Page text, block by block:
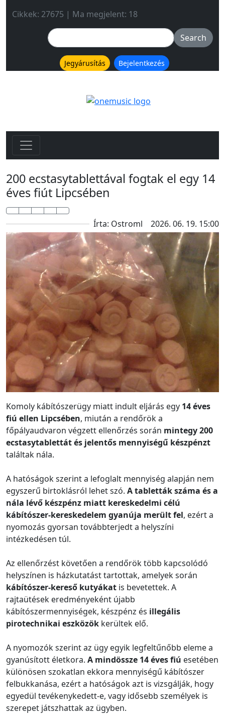
Cikkek: 27675 | Ma megjelent: 18
Jegyárusítás Bejelentkezés
200 ecstasytablettával fogtak el egy 14
éves fiút Lipcsében
Írta: Ostroml 2026. 06. 19. 15:00
Komoly kábítószerügy miatt indult eljárás egy 14 éves
fiú ellen Lipcsében, miután a rendőrök a
főpályaudvaron végzett ellenőrzés során mintegy 200
ecstasytablettát és jelentős mennyiségű készpénzt
találtak nála.
A hatóságok szerint a lefoglalt mennyiség alapján nem
egyszerű birtoklásról lehet szó. A tabletták száma és a
nála lévő készpénz miatt kereskedelmi célú
kábítószer-kereskedelem gyanúja merült fel, ezért a
nyomozás gyorsan továbbterjedt a helyszíni
intézkedésen túl.
Az ellenőrzést követően a rendőrök több kapcsolódó
helyszínen is házkutatást tartottak, amelyek során
kábítószer-kereső kutyákat is bevetettek. A
rajtaütések eredményeként újabb
kábítószermennyiségek, készpénz és illegális
pirotechnikai eszközök kerültek elő.
A nyomozók szerint az ügy egyik legfeltűnőbb eleme a
gyanúsított életkora. A mindössze 14 éves fiú esetében
különösen szokatlan ekkora mennyiségű kábítószer
felbukkanása, ezért a hatóságok azt is vizsgálják, hogy
egyedül tevékenykedett-e, vagy idősebb személyek is
szerepet játszhattak az ügyben.